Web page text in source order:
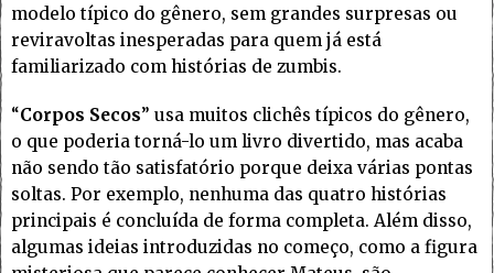
modelo típico do gênero, sem grandes surpresas ou
reviravoltas inesperadas para quem já está
familiarizado com histórias de zumbis.
“Corpos Secos” usa muitos clichês típicos do gênero,
o que poderia torná-lo um livro divertido, mas acaba
não sendo tão satisfatório porque deixa várias pontas
soltas. Por exemplo, nenhuma das quatro histórias
principais é concluída de forma completa. Além disso,
algumas ideias introduzidas no começo, como a figura